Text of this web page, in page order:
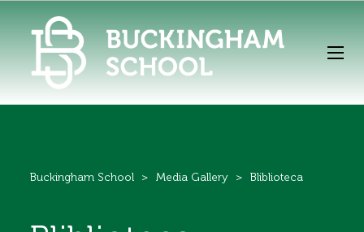
Buckingham School > Media Gallery > Bliblioteca